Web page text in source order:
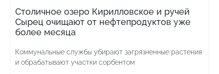
Столичное озеро Кирилловское и ручей
Сырец очищают от нефтепродуктов уже
более месяца
Коммунальные службы убирают загрязненные растения
и обрабатывают участки сорбентом